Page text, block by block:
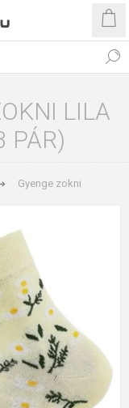
LILA
PÁR)
Gyenge zokni